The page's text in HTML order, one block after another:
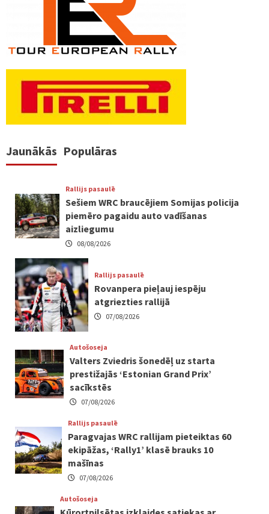
Jaunākās Populāras
Rallijs pasaulē
Sešiem WRC braucējiem Somijas policija
piemēro pagaidu auto vadīšanas
aizliegumu
08/08/2026
Rallijs pasaulē
Rovanpera pieļauj iespēju
atgriezties rallijā
07/08/2026
Autošoseja
Valters Zviedris šonedēļ uz starta
prestižajās ‘Estonian Grand Prix’
sacīkstēs
07/08/2026
Rallijs pasaulē
Paragvajas WRC rallijam pieteiktas 60
ekipāžas, ‘Rally1’ klasē brauks 10
mašīnas
07/08/2026
Autošoseja